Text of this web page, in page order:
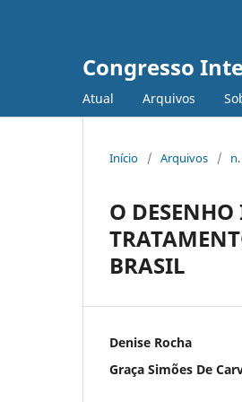
Congresso
Atual Arquivos
Início / Arquivos /
O
BRASIL
Denise Rocha
Graça Simões De